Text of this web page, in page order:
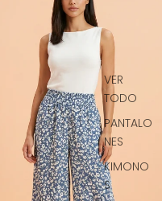
VER
TODO
PANTALO
NES
KIMONO
S